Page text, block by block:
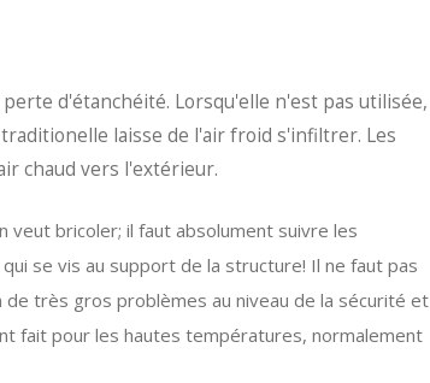
d'étanchéité. Lorsqu'elle n'est pas utilisée,
laisse de l'air froid s'infiltrer. Les
chaud vers l'extérieur.
veut bricoler; il faut absolument suivre les
se vis au support de la structure! Il ne faut pas
très gros problèmes au niveau de la sécurité et
fait pour les hautes températures, normalement